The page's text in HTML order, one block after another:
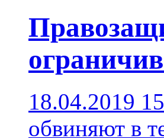
18.04.2019
обвиняют в